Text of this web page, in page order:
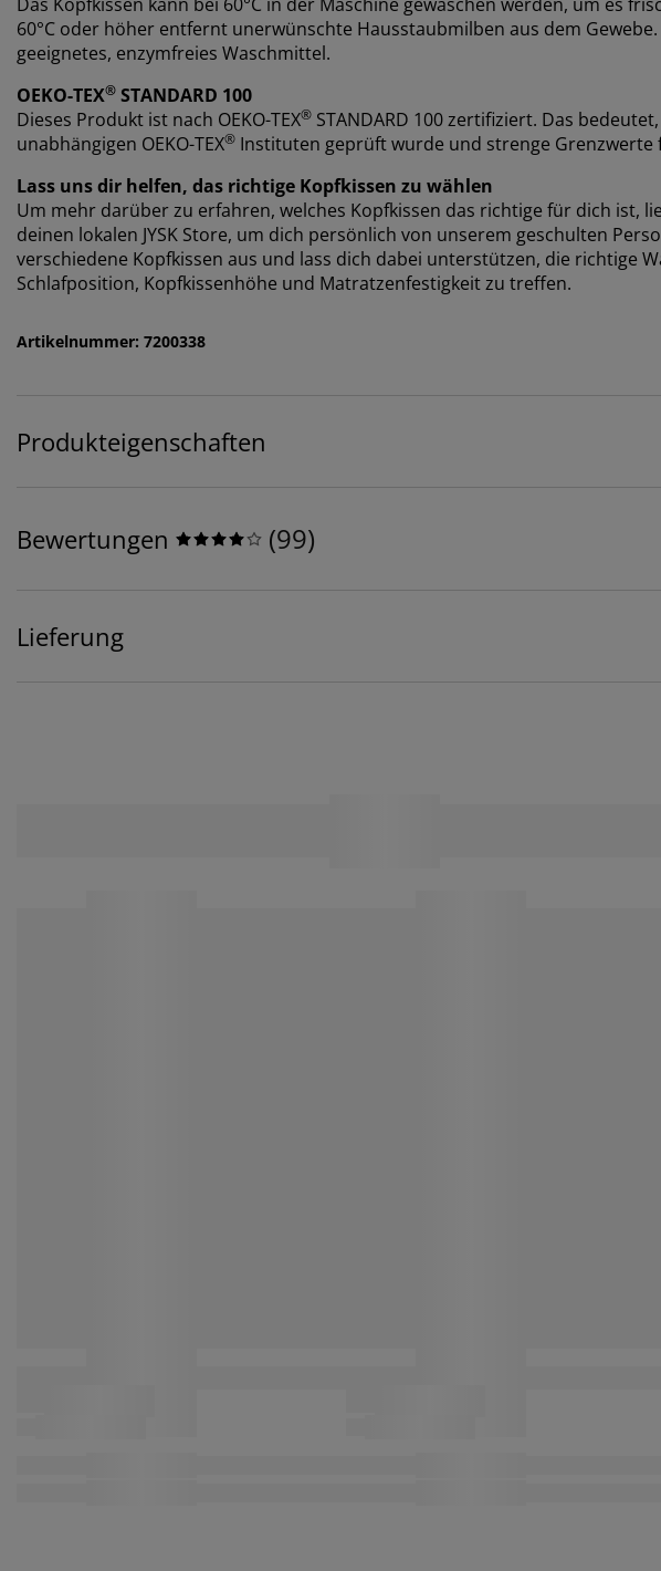
60°C oder höher entfernt unerwünschte Hausstaubmilben aus dem
geeignetes, enzymfreies Waschmittel.
OEKO-TEX® STANDARD 100
Dieses Produkt ist nach OEKO-TEX® STANDARD 100 zertifiziert. Das
unabhängigen OEKO-TEX® Instituten geprüft wurde und strenge Grenzwerte
Lass uns dir helfen, das richtige Kopfkissen zu wählen
Um mehr darüber zu erfahren, welches Kopfkissen das richtige für dich ist,
deinen lokalen JYSK Store, um dich persönlich von unserem geschulten
verschiedene Kopfkissen aus und lass dich dabei unterstützen, die richtige
Schlafposition, Kopfkissenhöhe und Matratzenfestigkeit zu treffen.
Artikelnummer: 7200338
Produkteigenschaften
Bewertungen (99)
Lieferung